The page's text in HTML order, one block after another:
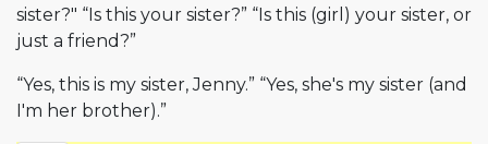
sister?" “Is this your sister?” “Is this (girl) your sister, or
just a friend?”
“Yes, this is my sister, Jenny.” “Yes, she's my sister (and
I'm her brother).”